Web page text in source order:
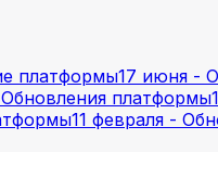
платформы17 июня -
платформы
11 февраля -